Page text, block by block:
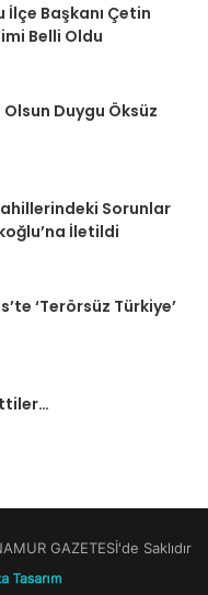
İlçe Başkanı Çetin
Belli Oldu
Duygu Öksüz
Sorunlar
İletildi
‘Terörsüz Türkiye’
GAZETESİ'de Saklıdır